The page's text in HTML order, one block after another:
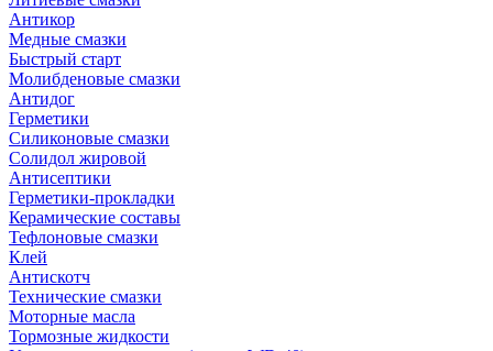
Антикор
Медные смазки
Быстрый старт
Молибденовые смазки
Антидог
Герметики
Силиконовые смазки
Солидол жировой
Антисептики
Герметики-прокладки
Керамические составы
Тефлоновые смазки
Клей
Антискотч
Технические смазки
Моторные масла
Тормозные жидкости